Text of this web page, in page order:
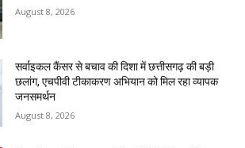
August 8, 2026
सर्वाइकल कैंसर से बचाव की दिशा में छत्तीसगढ़ की बड़ी
छलांग, एचपीवी टीकाकरण अभियान को मिल रहा व्यापक
जनसमर्थन
August 8, 2026